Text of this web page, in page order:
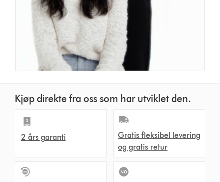
Kjøp direkte fra oss som har utviklet den.
2 års garanti
Gratis fleksibel levering
og gratis retur